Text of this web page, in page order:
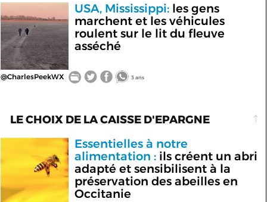
USA, Mississippi:les gens
marchent et les véhicules
roulent sur le lit du fleuve
asséché
@CharlesPeekWX 3 ans
LE CHOIX DE LA CAISSE D'EPARGNE
Essentielles à notre
alimentation :ils créent un abri
adapté et sensibilisent à la
préservation des abeilles en
Occitanie